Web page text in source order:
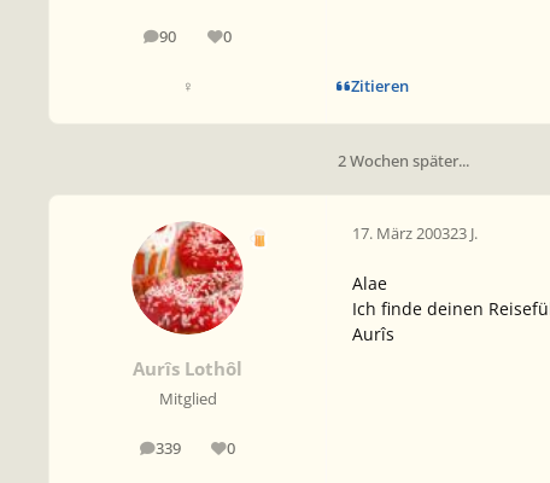
90
Beiträge 0
Reputation
♀ Zitieren
2 Wochen später...
Aurîs Lothôl
Mitglied
339
Beiträge 0
Reputation
17. März 200323 J.
Alae
Ich finde deinen
Aurîs